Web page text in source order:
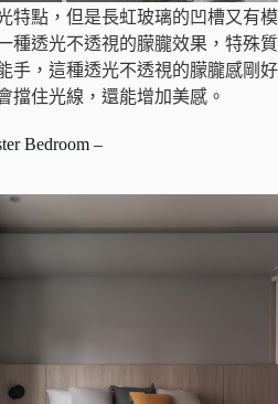
特點，但是長虹玻璃的凹槽又有模
種透光不透視的朦朧效果，特殊質
手，這種透光不透視的朦朧感剛好
擋住光線，還能增加美感。
Bedroom –